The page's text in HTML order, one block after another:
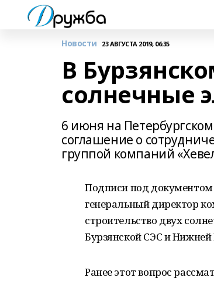
Новости 23 АВГУСТА 2019, 06:35
В
солнечные
6 июня на
соглашение о
группой компаний
Подписи под документом
генеральный директор
строительство двух
Бурзянской СЭС и
Ранее этот вопрос